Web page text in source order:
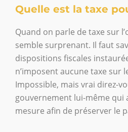
Quelle est la taxe
Quand on parle de taxe sur
semble surprenant. Il faut
dispositions fiscales
n’imposent aucune taxe sur
Impossible, mais vrai direz-
gouvernement lui-même qui
mesure afin de préserver le